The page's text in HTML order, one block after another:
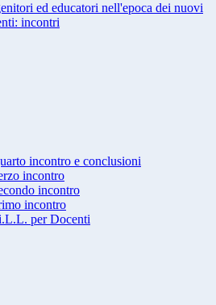
ed educatori nell'epoca dei nuovi
incontri
incontro e conclusioni
incontro
incontro
incontro
per Docenti